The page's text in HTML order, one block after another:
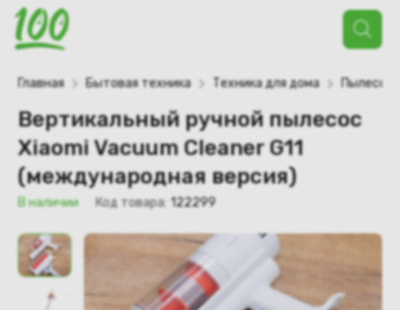
Поиск
товаров
Главная Бытовая техника Техника для дома
Вертикальный ручной пылесос
Xiaomi Vacuum Cleaner G11
(международная версия)
В наличии Код товара: 122299